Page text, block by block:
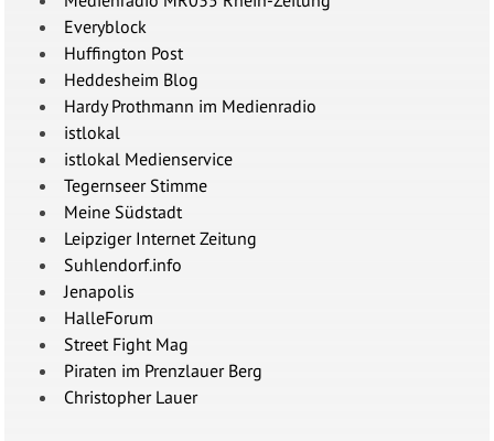
Everyblock
Huffington Post
Heddesheim Blog
Hardy Prothmann im Medienradio
istlokal
istlokal Medienservice
Tegernseer Stimme
Meine Südstadt
Leipziger Internet Zeitung
Suhlendorf.info
Jenapolis
HalleForum
Street Fight Mag
Piraten im Prenzlauer Berg
Christopher Lauer